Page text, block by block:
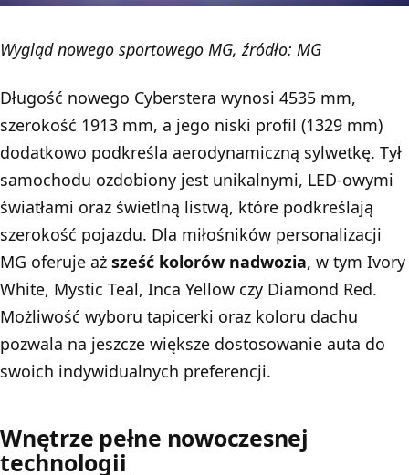
Wygląd nowego sportowego MG, źródło: MG
Długość nowego Cyberstera wynosi 4535 mm,
szerokość 1913 mm, a jego niski profil (1329 mm)
dodatkowo podkreśla aerodynamiczną sylwetkę. Tył
samochodu ozdobiony jest unikalnymi, LED-owymi
światłami oraz świetlną listwą, które podkreślają
szerokość pojazdu. Dla miłośników personalizacji
MG oferuje aż sześć kolorów nadwozia, w tym Ivory
White, Mystic Teal, Inca Yellow czy Diamond Red.
Możliwość wyboru tapicerki oraz koloru dachu
pozwala na jeszcze większe dostosowanie auta do
swoich indywidualnych preferencji.
Wnętrze pełne nowoczesnej
technologii